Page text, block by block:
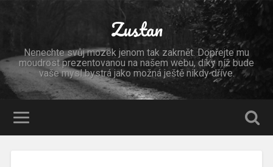
Zustan
Nenechte svůj mozek jenom tak zakrnět. Dopřejte mu
moudrost prezentovanou na našem webu, díky níž bude
vaše mysl bystrá jako možná ještě nikdy dříve.